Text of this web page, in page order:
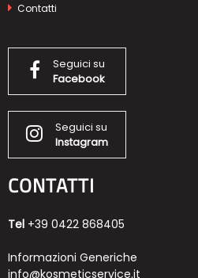
Contatti
Seguici su
Facebook
Seguici su
Instagram
CONTATTI
Tel +39 0422 868405
Informazioni Generiche
info@kosmeticservice.it